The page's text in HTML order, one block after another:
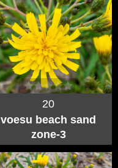
20
voesu beach sand
zone-3